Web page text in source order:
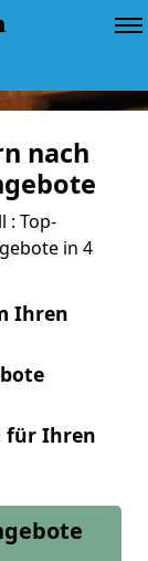
nach
: Top-
in 4
Ihren
für Ihren